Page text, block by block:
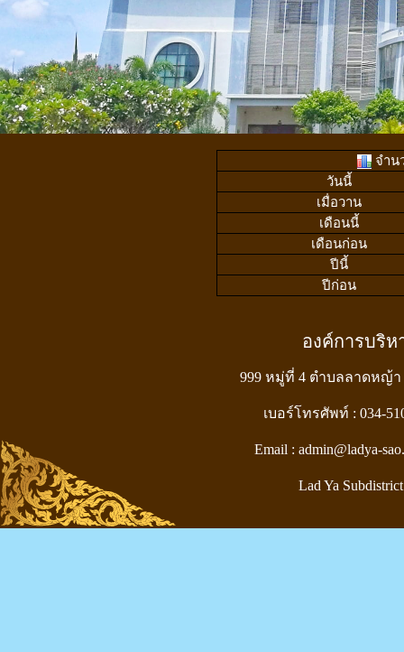
จำน
วันนี้
เมื่อวาน
เดือนนี้
เดือนก่อน
ปีนี้
ปีก่อน
องค์การบริ
999 หมู่ที่ 4 ตำบลลาดหญ้า
เบอร์โทรศัพท์ : 034-
Email : admin@ladya-
Lad Ya